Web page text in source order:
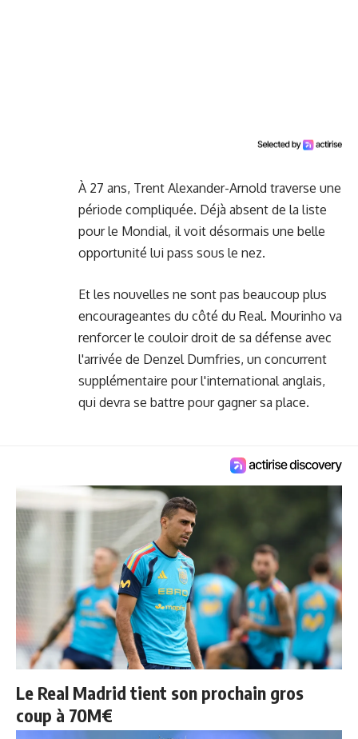
À 27 ans, Trent Alexander-Arnold traverse une
période compliquée. Déjà absent de la liste
pour le Mondial, il voit désormais une belle
opportunité lui pass sous le nez.
Et les nouvelles ne sont pas beaucoup plus
encourageantes du côté du Real. Mourinho va
renforcer le couloir droit de sa défense avec
l'arrivée de Denzel Dumfries, un concurrent
supplémentaire pour l'international anglais,
qui devra se battre pour gagner sa place.
Le Real Madrid tient son prochain gros
coup à 70M€